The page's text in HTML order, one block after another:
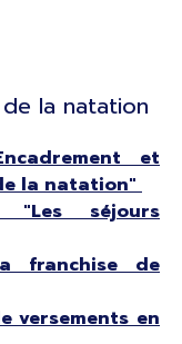
la natation
et
la natation"
séjours
franchise de
versements en